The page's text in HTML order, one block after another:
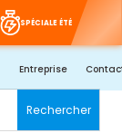
SPÉCIALE ÉTÉ
Entreprise
Rechercher